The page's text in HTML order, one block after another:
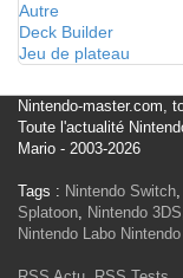
Autre
Deck Builder
Jeu de plateau
Nintendo-master.com,
Toute l'actualité
Mario - 2003-2026
Tags : Nintendo Switch,
Splatoon, Nintendo 3DS
Nintendo Labo